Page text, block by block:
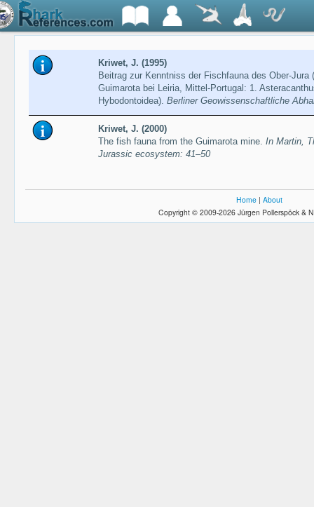
Kriwet, J. (1995)
Beitrag zur Kenntniss der Fischfauna des Ober-Jura
Guimarota bei Leiria, Mittel-Portugal: 1.
Hybodontoidea). Berliner Geowissenschaftliche
Kriwet, J. (2000)
The fish fauna from the Guimarota mine. In Martin,
Jurassic ecosystem: 41–50
Home | About
Copyright © 2009-2026 Jürgen Pollerspöck &